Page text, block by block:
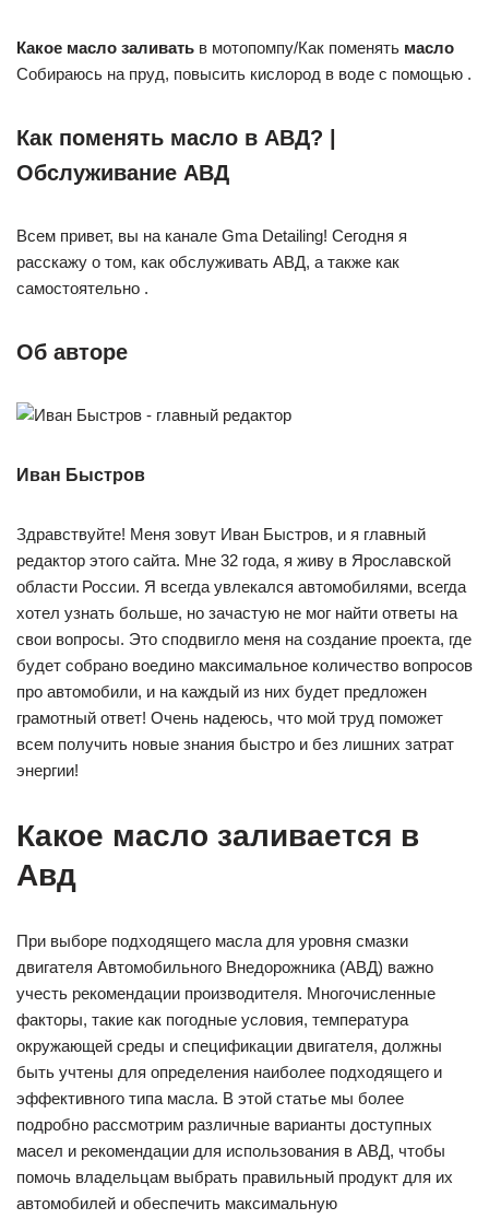
Какое масло заливать в мотопомпу/Как поменять масло
Собираюсь на пруд, повысить кислород в воде с помощью .
Как поменять масло в АВД? |
Обслуживание АВД
Всем привет, вы на канале Gma Detailing! Сегодня я
расскажу о том, как обслуживать АВД, а также как
самостоятельно .
Об авторе
Иван Быстров
Здравствуйте! Меня зовут Иван Быстров, и я главный
редактор этого сайта. Мне 32 года, я живу в Ярославской
области России. Я всегда увлекался автомобилями, всегда
хотел узнать больше, но зачастую не мог найти ответы на
свои вопросы. Это сподвигло меня на создание проекта, где
будет собрано воедино максимальное количество вопросов
про автомобили, и на каждый из них будет предложен
грамотный ответ! Очень надеюсь, что мой труд поможет
всем получить новые знания быстро и без лишних затрат
энергии!
Какое масло заливается в
Авд
При выборе подходящего масла для уровня смазки
двигателя Автомобильного Внедорожника (АВД) важно
учесть рекомендации производителя. Многочисленные
факторы, такие как погодные условия, температура
окружающей среды и спецификации двигателя, должны
быть учтены для определения наиболее подходящего и
эффективного типа масла. В этой статье мы более
подробно рассмотрим различные варианты доступных
масел и рекомендации для использования в АВД, чтобы
помочь владельцам выбрать правильный продукт для их
автомобилей и обеспечить максимальную